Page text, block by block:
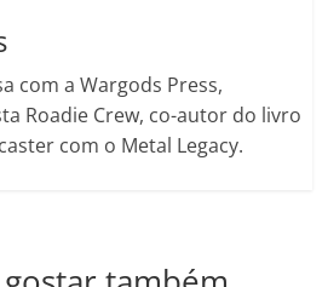
com a Wargods Press,
Roadie Crew, co-autor do livro
com o Metal Legacy.